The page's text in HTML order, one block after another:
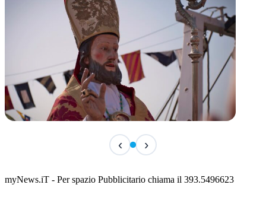
San Basso 2026 - il programma delle feste
‹ ›
myNews.iT - Per spazio Pubblicitario chiama il 393.5496623